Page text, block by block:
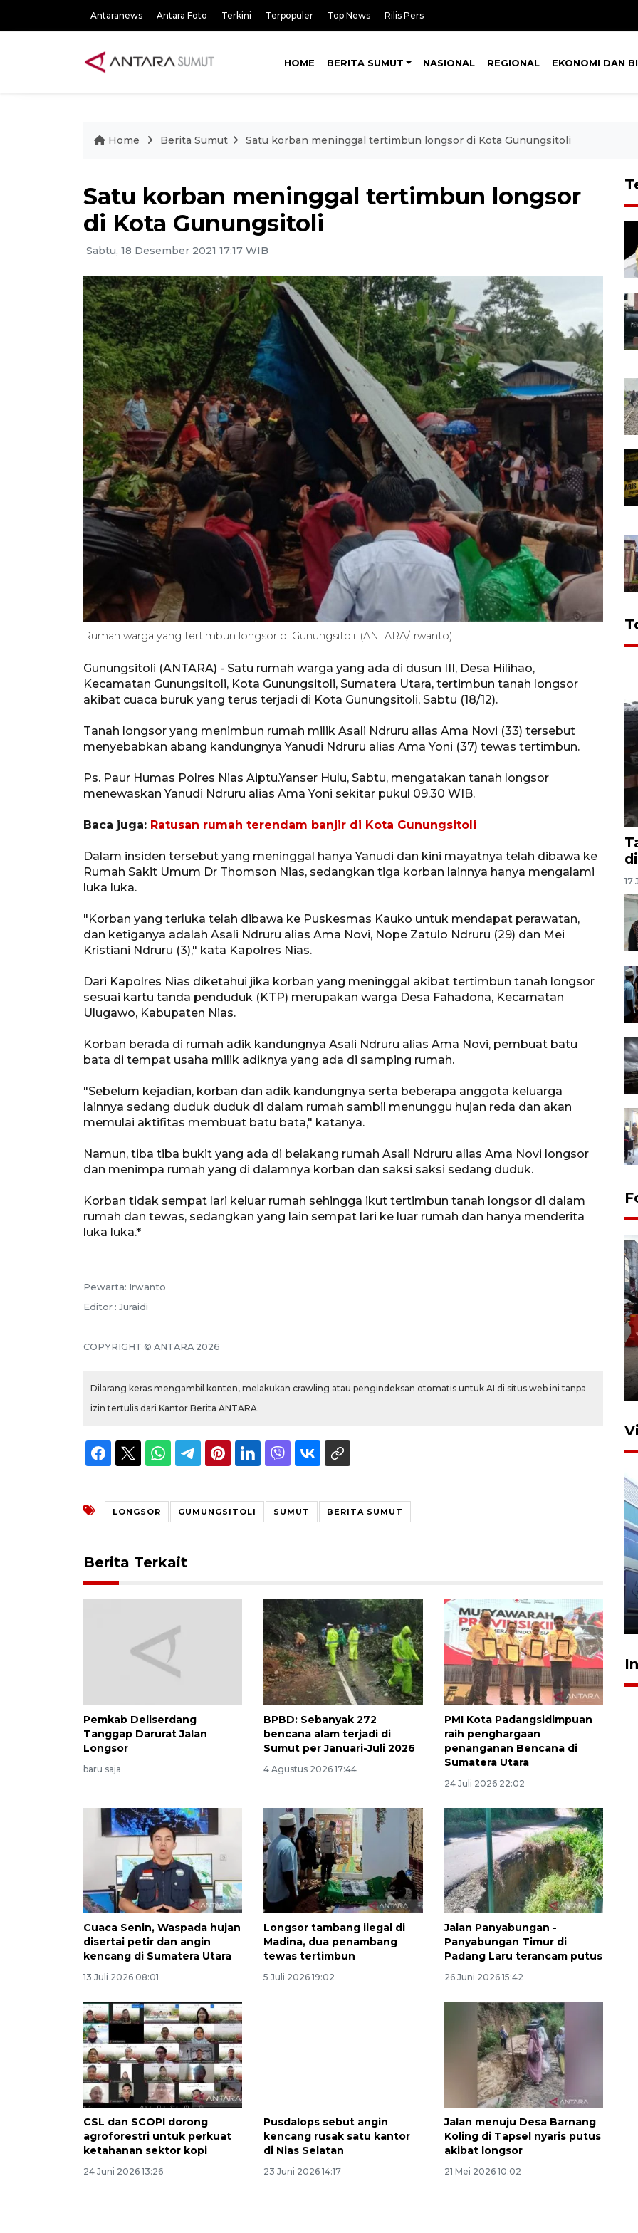
Antaranews Antara Foto Terkini Terpopuler Top News Rilis Pers
HOME BERITA SUMUT NASIONAL REGIONAL EKONOMI DAN
Home Berita Sumut Satu korban meninggal tertimbun longsor di Kota Gunungsitoli
Satu korban meninggal tertimbun longsor
di Kota Gunungsitoli
Sabtu, 18 Desember 2021 17:17 WIB
Rumah warga yang tertimbun longsor di Gunungsitoli. (ANTARA/Irwanto)
Gunungsitoli (ANTARA) - Satu rumah warga yang ada di dusun III, Desa Hilihao,
Kecamatan Gunungsitoli, Kota Gunungsitoli, Sumatera Utara, tertimbun tanah longsor
akibat cuaca buruk yang terus terjadi di Kota Gunungsitoli, Sabtu (18/12).
Tanah longsor yang menimbun rumah milik Asali Ndruru alias Ama Novi (33) tersebut
menyebabkan abang kandungnya Yanudi Ndruru alias Ama Yoni (37) tewas tertimbun.
Ps. Paur Humas Polres Nias Aiptu.Yanser Hulu, Sabtu, mengatakan tanah longsor
menewaskan Yanudi Ndruru alias Ama Yoni sekitar pukul 09.30 WIB.
Baca juga: Ratusan rumah terendam banjir di Kota Gunungsitoli
Dalam insiden tersebut yang meninggal hanya Yanudi dan kini mayatnya telah dibawa ke
Rumah Sakit Umum Dr Thomson Nias, sedangkan tiga korban lainnya hanya mengalami
luka luka.
"Korban yang terluka telah dibawa ke Puskesmas Kauko untuk mendapat perawatan,
dan ketiganya adalah Asali Ndruru alias Ama Novi, Nope Zatulo Ndruru (29) dan Mei
Kristiani Ndruru (3)," kata Kapolres Nias.
Dari Kapolres Nias diketahui jika korban yang meninggal akibat tertimbun tanah longsor
sesuai kartu tanda penduduk (KTP) merupakan warga Desa Fahadona, Kecamatan
Ulugawo, Kabupaten Nias.
Korban berada di rumah adik kandungnya Asali Ndruru alias Ama Novi, pembuat batu
bata di tempat usaha milik adiknya yang ada di samping rumah.
"Sebelum kejadian, korban dan adik kandungnya serta beberapa anggota keluarga
lainnya sedang duduk duduk di dalam rumah sambil menunggu hujan reda dan akan
memulai aktifitas membuat batu bata," katanya.
Namun, tiba tiba bukit yang ada di belakang rumah Asali Ndruru alias Ama Novi longsor
dan menimpa rumah yang di dalamnya korban dan saksi saksi sedang duduk.
Korban tidak sempat lari keluar rumah sehingga ikut tertimbun tanah longsor di dalam
rumah dan tewas, sedangkan yang lain sempat lari ke luar rumah dan hanya menderita
luka luka.*
Pewarta: Irwanto
Editor : Juraidi
COPYRIGHT © ANTARA 2026
Dilarang keras mengambil konten, melakukan crawling atau pengindeksan otomatis untuk AI di situs web ini tanpa
izin tertulis dari Kantor Berita ANTARA.
LONGSOR GUMUNGSITOLI SUMUT BERITA SUMUT
Berita Terkait
Pemkab Deliserdang
Tanggap Darurat Jalan
Longsor
baru saja
BPBD: Sebanyak 272
bencana alam terjadi di
Sumut per Januari-Juli 2026
4 Agustus 2026 17:44
PMI Kota Padangsidimpuan
raih penghargaan
penanganan Bencana di
Sumatera Utara
24 Juli 2026 22:02
Cuaca Senin, Waspada hujan
disertai petir dan angin
kencang di Sumatera Utara
13 Juli 2026 08:01
Longsor tambang ilegal di
Madina, dua penambang
tewas tertimbun
5 Juli 2026 19:02
Jalan Panyabungan -
Panyabungan Timur di
Padang Laru terancam putus
26 Juni 2026 15:42
CSL dan SCOPI dorong
agroforestri untuk perkuat
ketahanan sektor kopi
24 Juni 2026 13:26
Pusdalops sebut angin
kencang rusak satu kantor
di Nias Selatan
23 Juni 2026 14:17
Jalan menuju Desa Barnang
Koling di Tapsel nyaris putus
akibat longsor
21 Mei 2026 10:02
17
27 April 2026 15:34
jantung anak
23 Juli 2026 20:04
Ekspedisi Rupiah Berdaulat
2026 sambangi Papua
2026-08-06 13:15:00